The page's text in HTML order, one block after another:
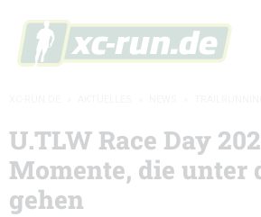
U.TLW Race Day
Momente, die unter
gehen